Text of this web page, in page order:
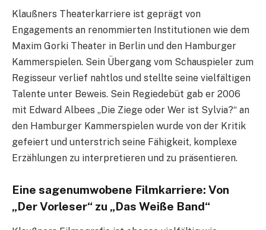
Klaußners Theaterkarriere ist geprägt von
Engagements an renommierten Institutionen wie dem
Maxim Gorki Theater in Berlin und den Hamburger
Kammerspielen. Sein Übergang vom Schauspieler zum
Regisseur verlief nahtlos und stellte seine vielfältigen
Talente unter Beweis. Sein Regiedebüt gab er 2006
mit Edward Albees „Die Ziege oder Wer ist Sylvia?“ an
den Hamburger Kammerspielen wurde von der Kritik
gefeiert und unterstrich seine Fähigkeit, komplexe
Erzählungen zu interpretieren und zu präsentieren.
Eine sagenumwobene Filmkarriere: Von
„Der Vorleser“ zu „Das Weiße Band“